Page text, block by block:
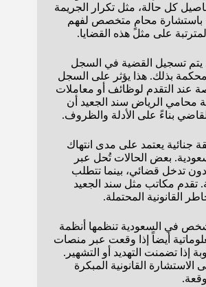
كل حالة، مثل تكرار الجريمة
باستشارة محامٍ متخصص لفهم
المترتبة على مثل هذه القضايا.
يتم تسجيل القضية في السجل
بذلك. هذا يؤثر على السجل
عند التقدم لوظائف أو معاملات
الرياض سند الجعيد أن
للقاضي بناءً على الأدلة والظروف.
جنائية يعتمد على مدى انتهاك
بعض الحالات تُحل عبر
تدخل قضائي، بينما تتطلب
تقدم مكاتب مثل سند الجعيد
القانونية المحتملة.
في السعودية تنظمها أنظمة
أيضاً إذا وقعت عبر منصات
إذا تضمنت التهديد أو التشهير.
الاستشارة القانونية المبكرة